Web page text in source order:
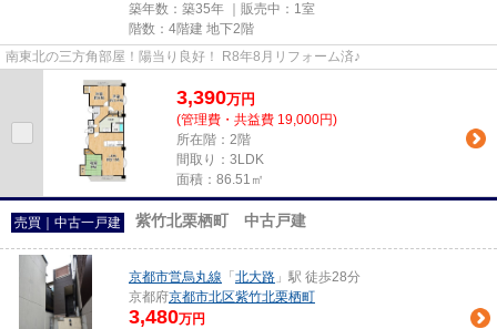
築年数：築35年 ｜販売中： 1室
階数：4階建 地下2階
南東北の三方角部屋！陽当り良好！ R8年8月リフォーム済♪
3,390万円
(管理費・共益費 19,000円)
所在階：2階
間取り：3LDK
面積：86.51㎡
売買｜中古一戸建 紫竹北栗栖町 中古戸建
京都市営烏丸線 「 北大路 」駅 徒歩28分
京都府京都市北区紫竹北栗栖町
3,480万円